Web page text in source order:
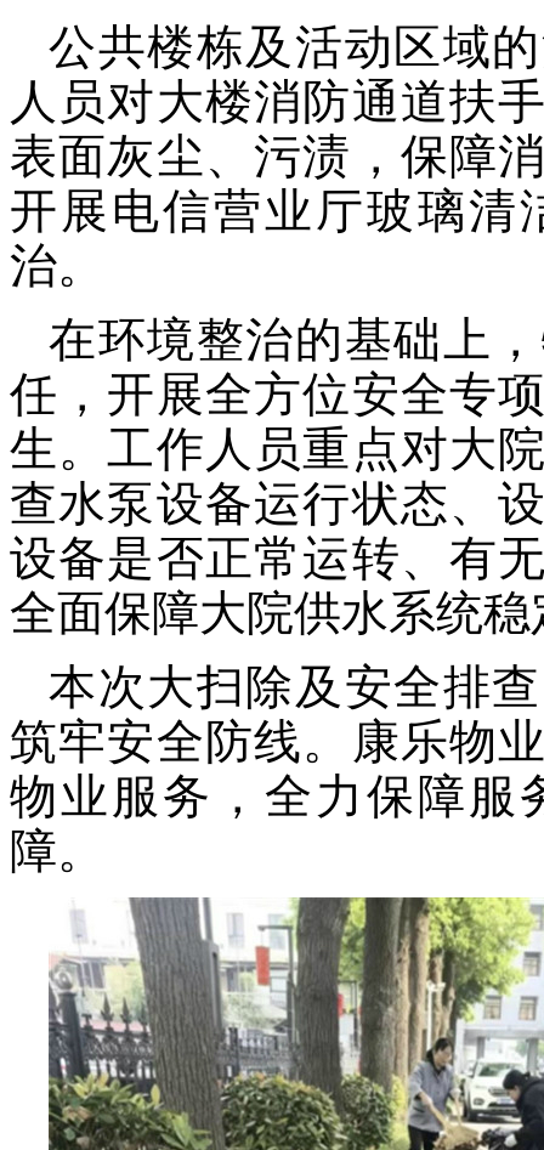
公共楼栋及活动区域
人员对大楼消防通道扶
表面灰尘、污渍，保障
开展电信营业厅玻璃清
治。
在环境整治的基础上
任，开展全方位安全专
生。工作人员重点对大
查水泵设备运行状态、
设备是否正常运转、有
全面保障大院供水系统
本次大扫除及安全排
筑牢安全防线。康乐物
物业服务，全力保障服
障。